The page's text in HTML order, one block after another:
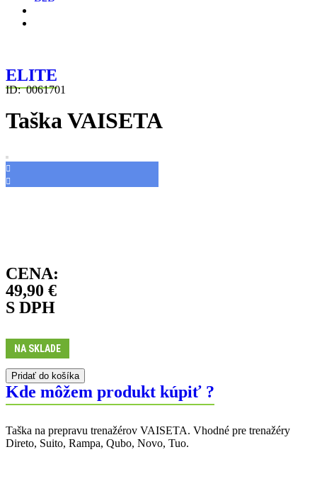
ELITE
ID: 0061701
Taška VAISETA
CENA:
49,90 €
S DPH
NA SKLADE
Pridať do košíka
Kde môžem produkt kúpiť ?
Taška na prepravu trenažérov VAISETA. Vhodné pre trenažéry
Direto, Suito, Rampa, Qubo, Novo, Tuo.